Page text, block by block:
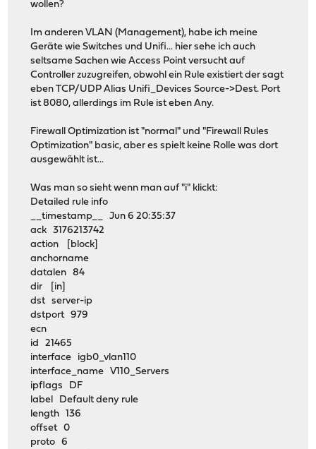
wollen?
Im anderen VLAN (Management), habe ich meine
Geräte wie Switches und Unifi... hier sehe ich auch
seltsame Sachen wie Access Point versucht auf
Controller zuzugreifen, obwohl ein Rule existiert der sagt
eben TCP/UDP Alias Unifi_Devices Source->Dest. Port
ist 8080, allerdings im Rule ist eben Any.
Firewall Optimization ist "normal" und "Firewall Rules
Optimization" basic, aber es spielt keine Rolle was dort
ausgewählt ist...
Was man so sieht wenn man auf "i" klickt:
Detailed rule info
__timestamp__ Jun 6 20:35:37
ack 3176213742
action [block]
anchorname
datalen 84
dir [in]
dst server-ip
dstport 979
ecn
id 21465
interface igb0_vlan110
interface_name V110_Servers
ipflags DF
label Default deny rule
length 136
offset 0
proto 6